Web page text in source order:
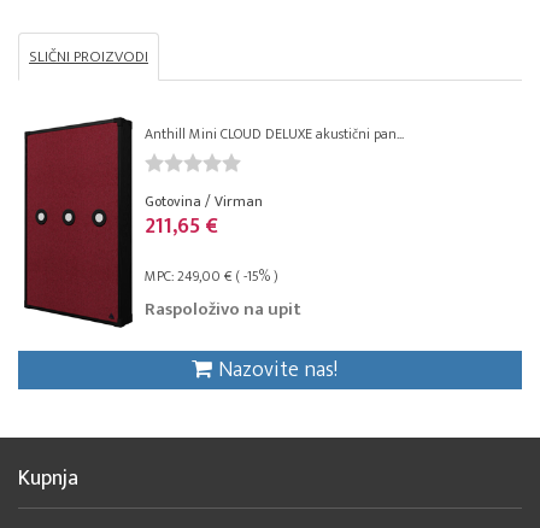
SLIČNI PROIZVODI
Anthill Mini CLOUD DELUXE akustični pan...
Gotovina / Virman
211,65 €
MPC: 249,00 € ( -15% )
Raspoloživo na upit
Nazovite nas!
Kupnja